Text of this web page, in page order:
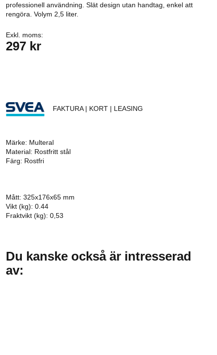
professionell användning. Slät design utan handtag, enkel att
rengöra. Volym 2,5 liter.
Exkl. moms:
297 kr
FAKTURA | KORT | LEASING
Märke: Multeral
Material: Rostfritt stål
Färg: Rostfri
Mått: 325x176x65 mm
Vikt (kg): 0.44
Fraktvikt (kg): 0,53
Du kanske också är intresserad
av: